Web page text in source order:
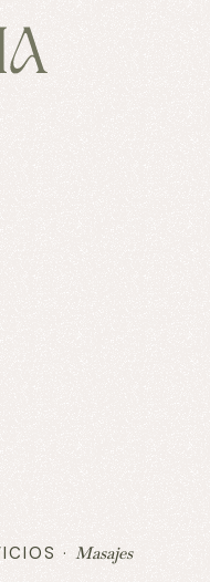
·Masajes